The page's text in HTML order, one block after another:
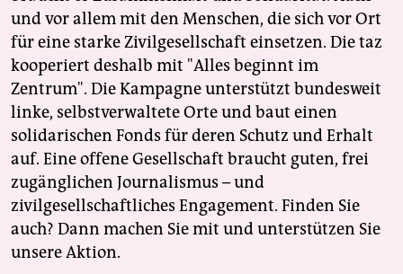
und vor allem mit den Menschen, die sich vor Ort
für eine starke Zivilgesellschaft einsetzen. Die taz
kooperiert deshalb mit "Alles beginnt im
Zentrum". Die Kampagne unterstützt bundesweit
linke, selbstverwaltete Orte und baut einen
solidarischen Fonds für deren Schutz und Erhalt
auf. Eine offene Gesellschaft braucht guten, frei
zugänglichen Journalismus – und
zivilgesellschaftliches Engagement. Finden Sie
auch? Dann machen Sie mit und unterstützen Sie
unsere Aktion.